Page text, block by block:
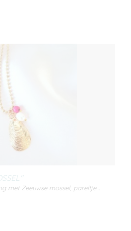
met Zeeuwse mossel, pareltje…